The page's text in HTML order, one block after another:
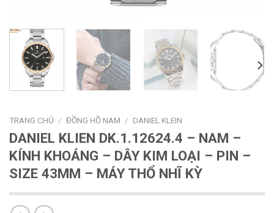
TRANG CHỦ / ĐỒNG HỒ NAM / DANIEL KLEIN
DANIEL KLIEN DK.1.12624.4 – NAM –
KÍNH KHOÁNG – DÂY KIM LOẠI – PIN –
SIZE 43MM – MÁY THỔ NHĨ KỲ